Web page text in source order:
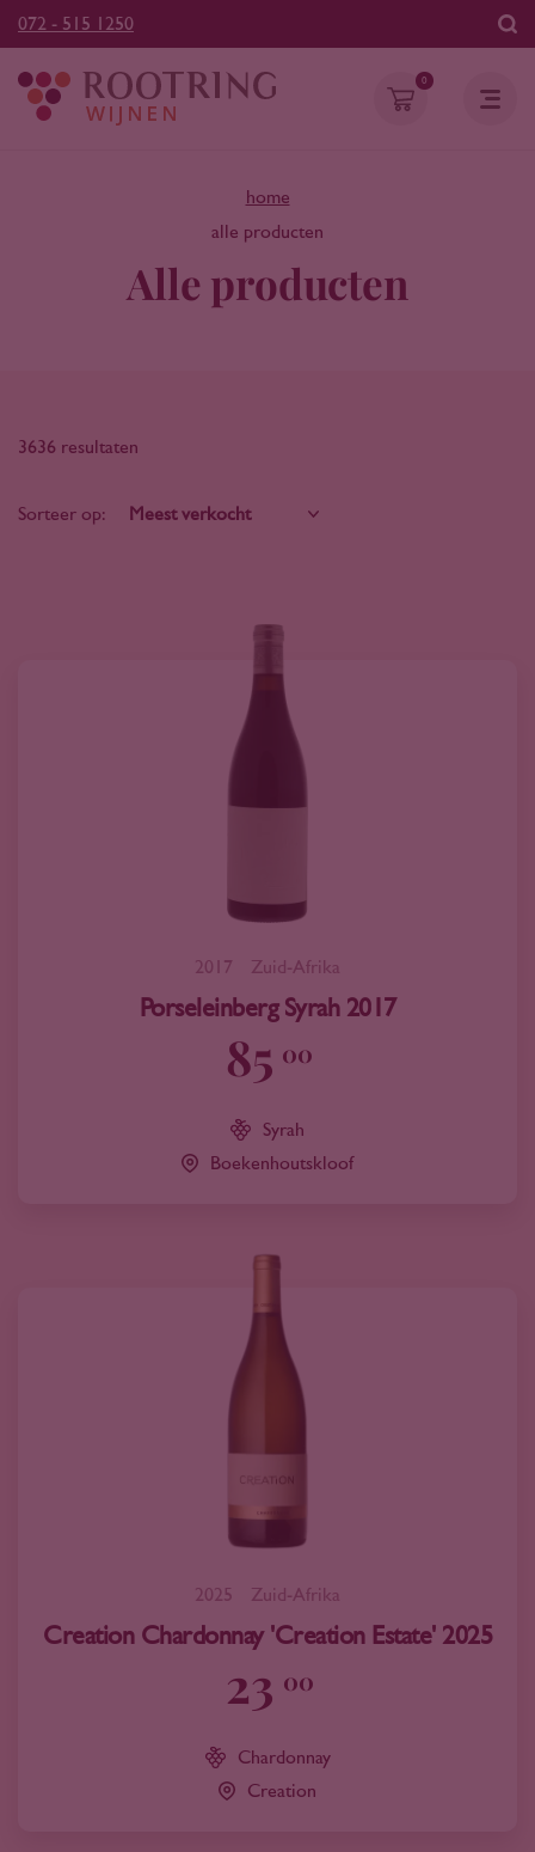
072 - 515 1250
0
home
alle producten
Alle producten
3636 resultaten
Sorteer op:
2017 Zuid-Afrika
Porseleinberg Syrah 2017
85 00
Syrah
Boekenhoutskloof
2025 Zuid-Afrika
Creation Chardonnay 'Creation Estate' 2025
23 00
Chardonnay
Creation